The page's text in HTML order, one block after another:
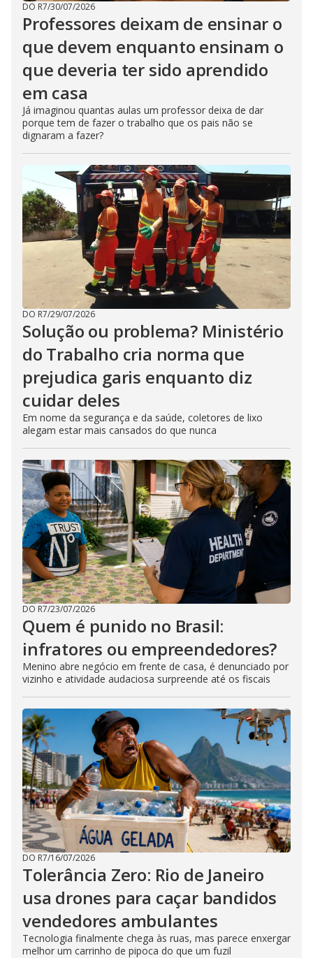
DO R7/30/07/2026
Professores deixam de ensinar o
que devem enquanto ensinam o
que deveria ter sido aprendido
em casa
Já imaginou quantas aulas um professor deixa de dar
porque tem de fazer o trabalho que os pais não se
dignaram a fazer?
DO R7/29/07/2026
Solução ou problema? Ministério
do Trabalho cria norma que
prejudica garis enquanto diz
cuidar deles
Em nome da segurança e da saúde, coletores de lixo
alegam estar mais cansados do que nunca
DO R7/23/07/2026
Quem é punido no Brasil:
infratores ou empreendedores?
Menino abre negócio em frente de casa, é denunciado por
vizinho e atividade audaciosa surpreende até os fiscais
DO R7/16/07/2026
Tolerância Zero: Rio de Janeiro
usa drones para caçar bandidos
vendedores ambulantes
Tecnologia finalmente chega às ruas, mas parece enxergar
melhor um carrinho de pipoca do que um fuzil